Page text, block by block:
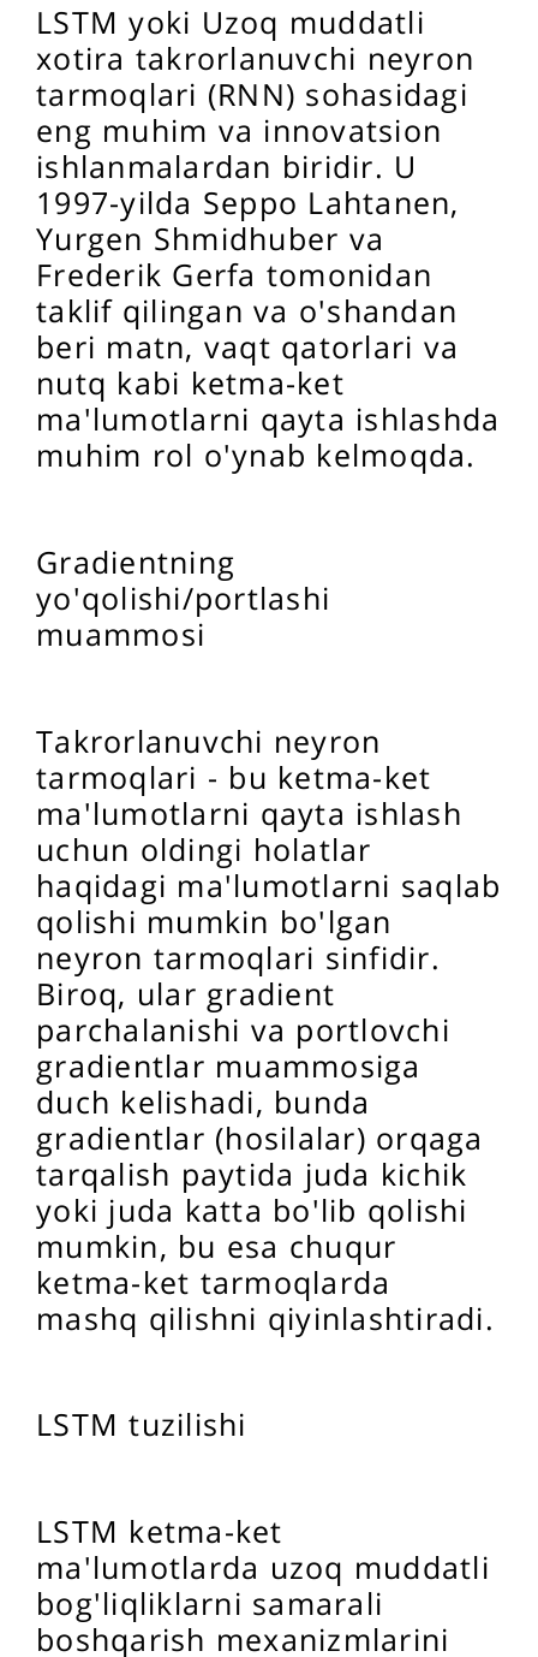
LSTM yoki Uzoq muddatli
xotira takrorlanuvchi neyron
tarmoqlari (RNN) sohasidagi
eng muhim va innovatsion
ishlanmalardan biridir. U
1997-yilda Seppo Lahtanen,
Yurgen Shmidhuber va
Frederik Gerfa tomonidan
taklif qilingan va o'shandan
beri matn, vaqt qatorlari va
nutq kabi ketma-ket
ma'lumotlarni qayta ishlashda
muhim rol o'ynab kelmoqda.
Gradientning
yo'qolishi/portlashi
muammosi
Takrorlanuvchi neyron
tarmoqlari - bu ketma-ket
ma'lumotlarni qayta ishlash
uchun oldingi holatlar
haqidagi ma'lumotlarni saqlab
qolishi mumkin bo'lgan
neyron tarmoqlari sinfidir.
Biroq, ular gradient
parchalanishi va portlovchi
gradientlar muammosiga
duch kelishadi, bunda
gradientlar (hosilalar) orqaga
tarqalish paytida juda kichik
yoki juda katta bo'lib qolishi
mumkin, bu esa chuqur
ketma-ket tarmoqlarda
mashq qilishni qiyinlashtiradi.
LSTM tuzilishi
LSTM ketma-ket
ma'lumotlarda uzoq muddatli
bog'liqliklarni samarali
boshqarish mexanizmlarini